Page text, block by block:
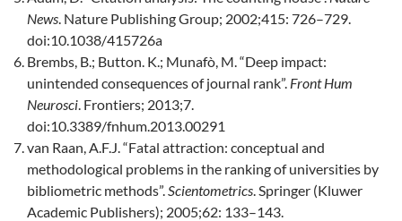
News. Nature Publishing Group; 2002;415: 726–729.
doi:10.1038/415726a
Brembs, B.; Button. K.; Munafò, M. “Deep impact:
unintended consequences of journal rank”. Front Hum
Neurosci. Frontiers; 2013;7.
doi:10.3389/fnhum.2013.00291
van Raan, A.F.J. “Fatal attraction: conceptual and
methodological problems in the ranking of universities by
bibliometric methods”.Scientometrics. Springer (Kluwer
Academic Publishers); 2005;62: 133–143.